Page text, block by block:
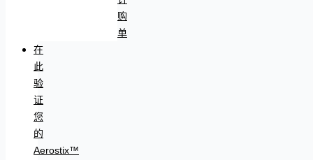
购
单
在
此
验
证
您
的
Aerostix™